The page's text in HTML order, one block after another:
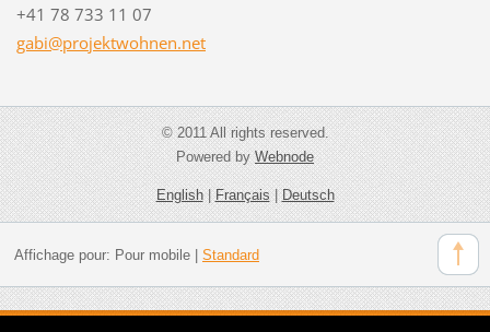
+41 78 733 11 07
gabi@projektwohnen.net
© 2011 All rights reserved.
Powered byWebnode
English|Français|Deutsch
Affichage pour: Pour mobile| Standard